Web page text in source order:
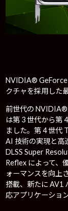
NVIDIA® GeForce
クチャを採用した
前世代の NVIDIA®
は第 3 世代から第
ました。第 4 世代
AI 技術の実現と高
DLSS Super
Reflex によって、
ォーマンスを向上
搭載、新たに AV1
応アプリケーショ